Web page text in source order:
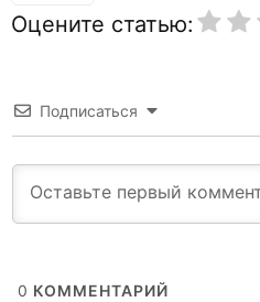
Оцените статью:
Подписаться
0 КОММЕНТАРИЙ